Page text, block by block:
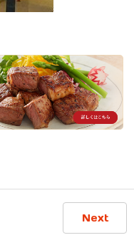
Next